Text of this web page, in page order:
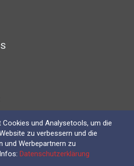
Cookies und Analysetools, um die
zu verbessern und die
und Werbepartnern zu
Datenschutzerklärung